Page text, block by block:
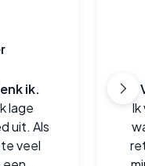
ik.
lage
uit. Als
veel